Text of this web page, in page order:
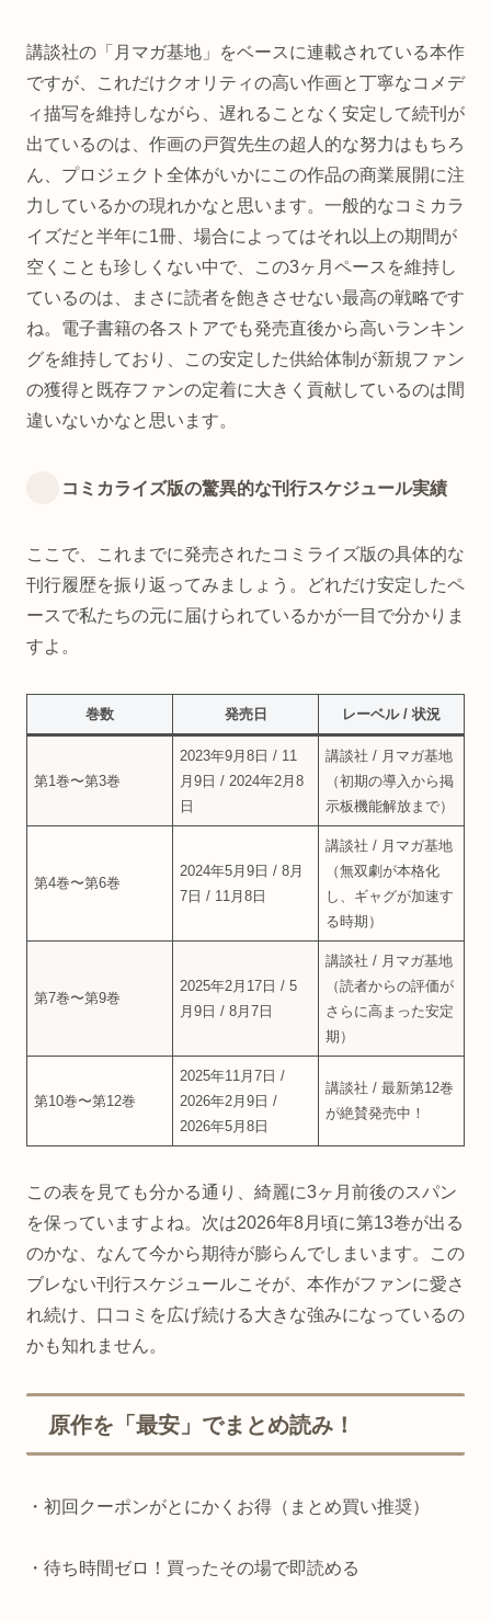
講談社の「月マガ基地」をベースに連載されている本作
ですが、これだけクオリティの高い作画と丁寧なコメデ
ィ描写を維持しながら、遅れることなく安定して続刊が
出ているのは、作画の戸賀先生の超人的な努力はもちろ
ん、プロジェクト全体がいかにこの作品の商業展開に注
力しているかの現れかなと思います。一般的なコミカラ
イズだと半年に1冊、場合によってはそれ以上の期間が
空くことも珍しくない中で、この3ヶ月ペースを維持し
ているのは、まさに読者を飽きさせない最高の戦略です
ね。電子書籍の各ストアでも発売直後から高いランキン
グを維持しており、この安定した供給体制が新規ファン
の獲得と既存ファンの定着に大きく貢献しているのは間
違いないかなと思います。
コミカライズ版の驚異的な刊行スケジュール実績
ここで、これまでに発売されたコミライズ版の具体的な
刊行履歴を振り返ってみましょう。どれだけ安定したペ
ースで私たちの元に届けられているかが一目で分かりま
すよ。
巻数 発売日 レーベル / 状況
第1巻〜第3巻
2023年9月8日 / 11
月9日 / 2024年2月8
日
講談社 / 月マガ基地
（初期の導入から掲
示板機能解放まで）
第4巻〜第6巻
2024年5月9日 / 8月
7日 / 11月8日
講談社 / 月マガ基地
（無双劇が本格化
し、ギャグが加速す
る時期）
第7巻〜第9巻
2025年2月17日 / 5
月9日 / 8月7日
講談社 / 月マガ基地
（読者からの評価が
さらに高まった安定
期）
第10巻〜第12巻
2025年11月7日 /
2026年2月9日 /
2026年5月8日
講談社 / 最新第12巻
が絶賛発売中！
この表を見ても分かる通り、綺麗に3ヶ月前後のスパン
を保っていますよね。次は2026年8月頃に第13巻が出る
のかな、なんて今から期待が膨らんでしまいます。この
ブレない刊行スケジュールこそが、本作がファンに愛さ
れ続け、口コミを広げ続ける大きな強みになっているの
かも知れません。
原作を「最安」でまとめ読み！
・初回クーポンがとにかくお得（まとめ買い推奨）
・待ち時間ゼロ！買ったその場で即読める